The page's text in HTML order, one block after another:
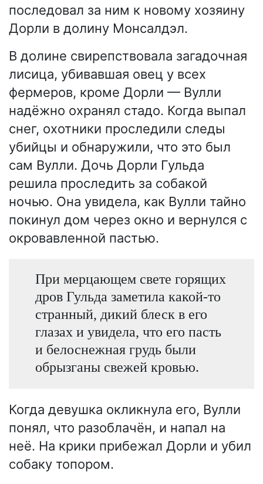
последовал за ним к новому хозяину
Дорли в долину Монсалдэл.
В долине свирепствовала загадочная
лисица, убивавшая овец у всех
фермеров, кроме Дорли — Вулли
надёжно охранял стадо. Когда выпал
снег, охотники проследили следы
убийцы и обнаружили, что это был
сам Вулли. Дочь Дорли Гульда
решила проследить за собакой
ночью. Она увидела, как Вулли тайно
покинул дом через окно и вернулся с
окровавленной пастью.
При мерцающем свете горящих
дров Гульда заметила какой-то
странный, дикий блеск в его
глазах и увидела, что его пасть
и белоснежная грудь были
обрызганы свежей кровью.
Когда девушка окликнула его, Вулли
понял, что разоблачён, и напал на
неё. На крики прибежал Дорли и убил
собаку топором.